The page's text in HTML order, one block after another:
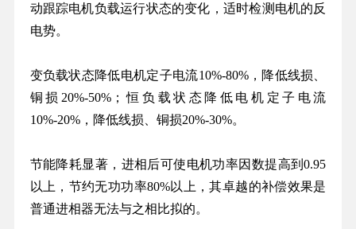
动跟踪电机负载运行状态的变化，适时检测电机的反
电势。
变负载状态降低电机定子电流10%-80%，降低线损、
铜损20%-50%；恒负载状态降低电机定子电流
10%-20%，降低线损、铜损20%-30%。
节能降耗显著，进相后可使电机功率因数提高到0.95
以上，节约无功功率80%以上，其卓越的补偿效果是
普通进相器无法与之相比拟的。